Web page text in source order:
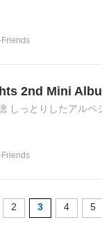
Friends
2nd Mini
しっとりしたアル
Friends
2 3 4 5